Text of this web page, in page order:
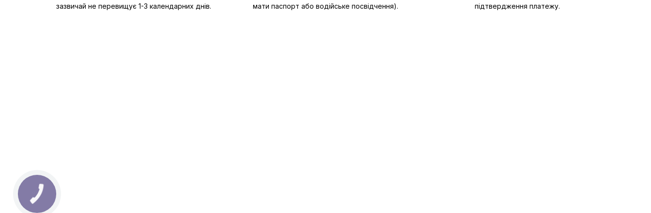
зазвичай не перевищує 1-3 календарних днів.
мати паспорт або водійське посвідчення).
підтвердження платежу.